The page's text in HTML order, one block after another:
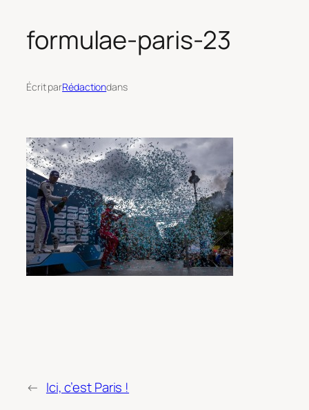
formulae-paris-23
Écrit parRédactiondans
← Ici, c’est Paris !